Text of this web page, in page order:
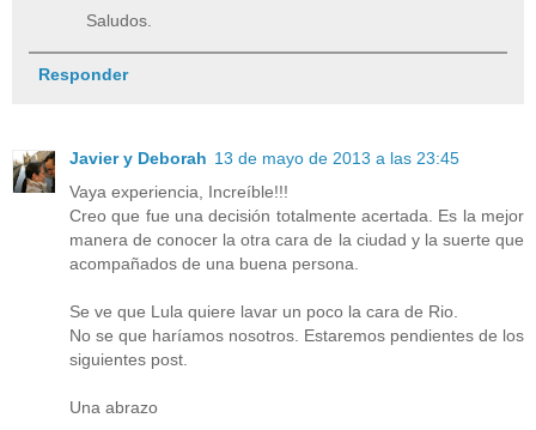
Saludos.
Responder
Javier y Deborah 13 de mayo de 2013 a las 23:45
Vaya experiencia, Increíble!!!
Creo que fue una decisión totalmente acertada. Es la mejor
manera de conocer la otra cara de la ciudad y la suerte que
acompañados de una buena persona.
Se ve que Lula quiere lavar un poco la cara de Rio.
No se que haríamos nosotros. Estaremos pendientes de los
siguientes post.
Una abrazo